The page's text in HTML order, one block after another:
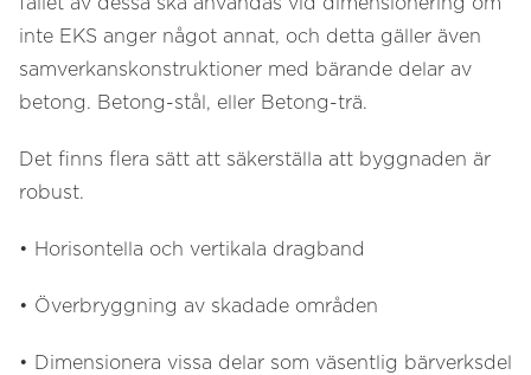
inte EKS anger något annat, och detta gäller även
samverkanskonstruktioner med bärande delar av
betong. Betong-stål, eller Betong-trä.
Det finns flera sätt att säkerställa att byggnaden är
robust.
• Horisontella och vertikala dragband
• Överbryggning av skadade områden
• Dimensionera vissa delar som väsentlig bärverksdel